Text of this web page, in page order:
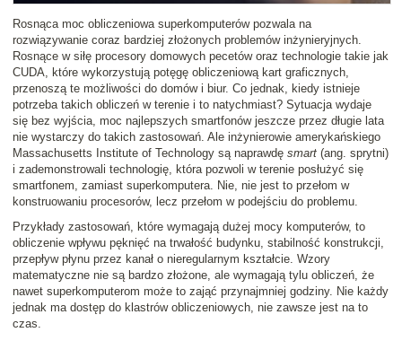
Rosnąca moc obliczeniowa superkomputerów pozwala na
rozwiązywanie coraz bardziej złożonych problemów inżynieryjnych.
Rosnące w siłę procesory domowych pecetów oraz technologie takie jak
CUDA, które wykorzystują potęgę obliczeniową kart graficznych,
przenoszą te możliwości do domów i biur. Co jednak, kiedy istnieje
potrzeba takich obliczeń w terenie i to natychmiast? Sytuacja wydaje
się bez wyjścia, moc najlepszych smartfonów jeszcze przez długie lata
nie wystarczy do takich zastosowań. Ale inżynierowie amerykańskiego
Massachusetts Institute of Technology są naprawdę smart (ang. sprytni)
i zademonstrowali technologię, która pozwoli w terenie posłużyć się
smartfonem, zamiast superkomputera. Nie, nie jest to przełom w
konstruowaniu procesorów, lecz przełom w podejściu do problemu.
Przykłady zastosowań, które wymagają dużej mocy komputerów, to
obliczenie wpływu pęknięć na trwałość budynku, stabilność konstrukcji,
przepływ płynu przez kanał o nieregularnym kształcie. Wzory
matematyczne nie są bardzo złożone, ale wymagają tylu obliczeń, że
nawet superkomputerom może to zająć przynajmniej godziny. Nie każdy
jednak ma dostęp do klastrów obliczeniowych, nie zawsze jest na to
czas.